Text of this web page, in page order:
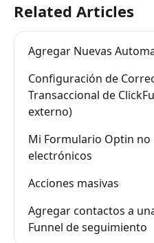
Related Articles
Agregar Nuevas
Configuración de
Transaccional de
externo)
Mi Formulario Optin
electrónicos
Acciones masivas
Agregar contactos a
Funnel de seguimiento